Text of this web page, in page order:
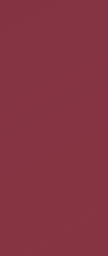
cette
quelconque
de
n'a plus été
par
(entre
disques durs).
installé
Ubuntu
peuvent
vers la plus
d'une version